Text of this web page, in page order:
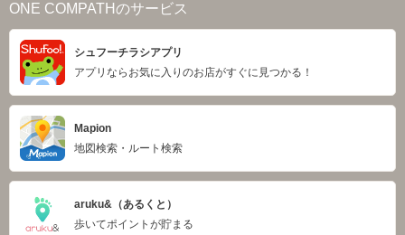
ONE COMPATHのサービス
シュフーチラシアプリ
アプリならお気に入りのお店がすぐに見つかる！
Mapion
地図検索・ルート検索
aruku&（あるくと）
歩いてポイントが貯まる